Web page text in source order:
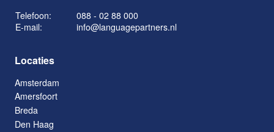
Telefoon:
088 - 02 88 000
E-mail:
info@languagepartners.nl
Locaties
Amsterdam
Amersfoort
Breda
Den Haag